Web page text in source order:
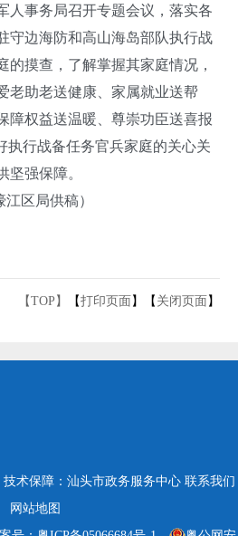
事务局召开专题会议，落实各
守边海防和高山海岛部队执行战
的摸查，了解掌握其家庭情况，
老助老送健康、家属就业送帮
障权益送温暖、尊崇功臣送喜报
执行战备任务官兵家庭的关心关
坚强保障。
江区局供稿）
【TOP】 【打印页面 】【 关闭页面 】
技术保障：汕头市政务服务中心 联系我们
网站地图